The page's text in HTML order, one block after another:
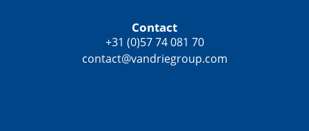
k
i
n a
m
Contact
+31 (0)57 74 081 70
contact@vandriegroup.com